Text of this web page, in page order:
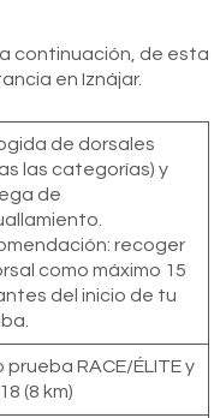
continuación, de esta
en Iznájar.
de dorsales
las categorías) y
de
recoger
como máximo 15
del inicio de tu
prueba RACE/ÉLITE y
(8 km)